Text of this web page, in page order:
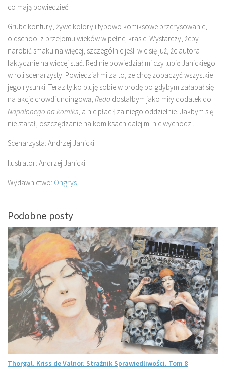
co mają powiedzieć.
Grube kontury, żywe kolory i typowo komiksowe przerysowanie,
oldschool z przełomu wieków w pełnej krasie. Wystarczy, żeby
narobić smaku na więcej, szczególnie jeśli wie się już, że autora
faktycznie na więcej stać. Red nie powiedział mi czy lubię Janickiego
w roli scenarzysty. Powiedział mi za to, że chcę zobaczyć wszystkie
jego rysunki. Teraz tylko pluję sobie w brodę bo gdybym załapał się
na akcję crowdfundingową, Reda dostałbym jako miły dodatek do
Napalonego na komiks, a nie płacił za niego oddzielnie. Jakbym się
nie starał, oszczędzanie na komiksach dalej mi nie wychodzi.
Scenarzysta: Andrzej Janicki
Ilustrator: Andrzej Janicki
Wydawnictwo: Ongrys
Podobne posty
Thorgal. Kriss de Valnor. Strażnik Sprawiedliwości. Tom 8